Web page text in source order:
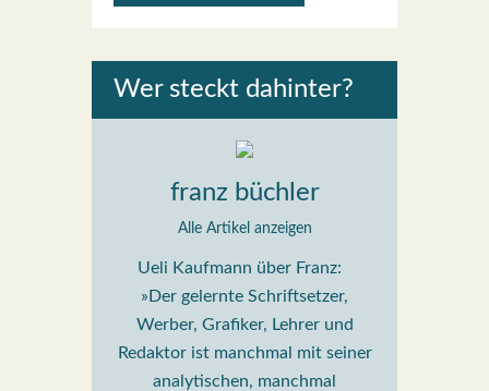
Wer steckt dahin­ter?
franz büchler
Alle Artikel anzeigen
Ueli Kaufmann über Franz:
»Der gelernte Schriftsetzer,
Werber, Grafiker, Lehrer und
Redaktor ist manchmal mit seiner
analytischen, manchmal